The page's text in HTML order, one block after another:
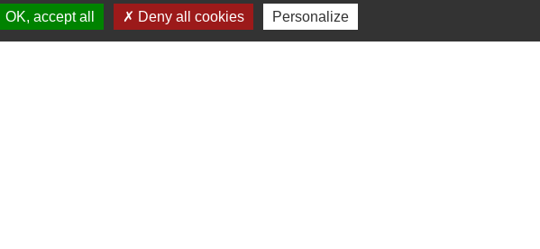
Préfecture de Seine-et-Marne
OK, accept all Deny all cookies Personalize